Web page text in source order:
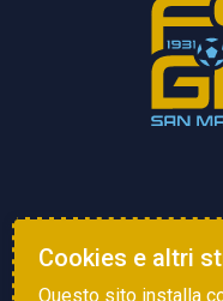
Cookies e altri
Questo sito installa